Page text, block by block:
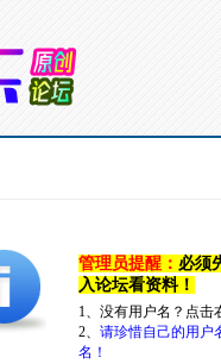
管理员提醒： 必须
入论坛看资料！
1、没有用户名？点
2、 请珍惜自己的用户
名！